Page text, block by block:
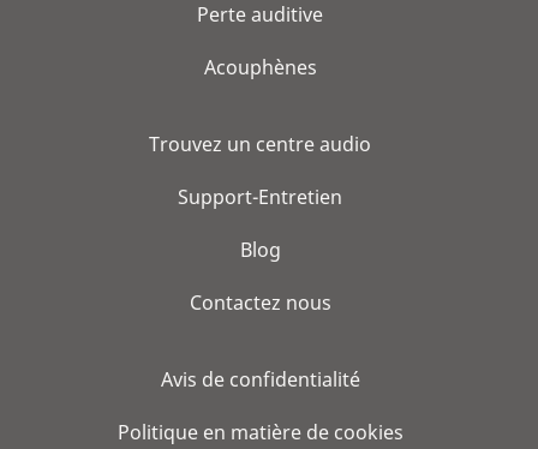
Perte auditive
Acouphènes
Trouvez un centre audio
Support-Entretien
Blog
Contactez nous
Avis de confidentialité
Politique en matière de cookies